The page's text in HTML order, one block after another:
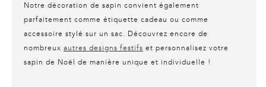
Notre décoration de sapin convient également
parfaitement comme étiquette cadeau ou comme
accessoire stylé sur un sac. Découvrez encore de
nombreux autres designs festifs et personnalisez votre
sapin de Noël de manière unique et individuelle !